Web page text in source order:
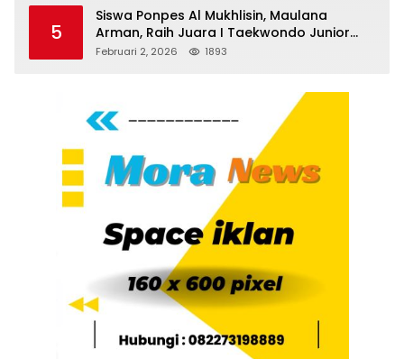
5
Siswa Ponpes Al Mukhlisin, Maulana
Arman, Raih Juara I Taekwondo Junior
Putra di Riau National Championship 2026
Februari 2, 2026 1893